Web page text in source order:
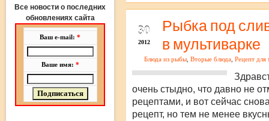
Все новости о последних
обновлениях сайта
Ваш e-mail: *
Ваше имя: *
30
2012
Рыбка под
в мультиварке
Блюда из рыбы Вторые блюда Рецепт для
очень стыдно, что давно не
рецептами, и вот сейчас
рецепт, но тем не менее